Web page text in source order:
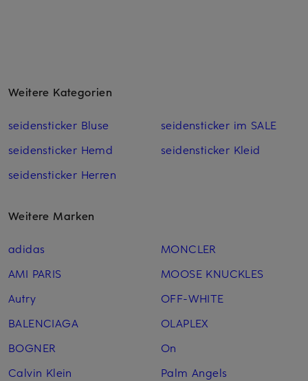
Weitere Kategorien
seidensticker Bluse
seidensticker Hemd
seidensticker Herren
seidensticker im SALE
seidensticker Kleid
Weitere Marken
adidas
AMI PARIS
Autry
BALENCIAGA
BOGNER
Calvin Klein
MONCLER
MOOSE KNUCKLES
OFF-WHITE
OLAPLEX
On
Palm Angels